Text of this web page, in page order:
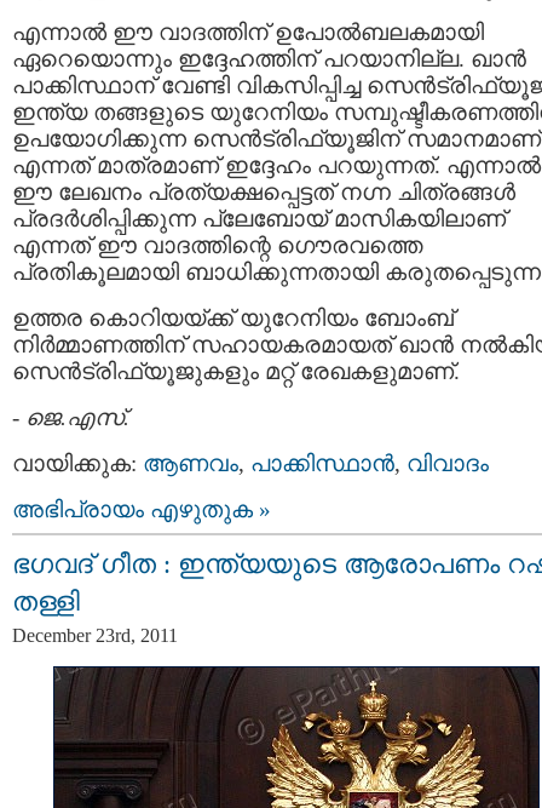
എന്നാല്‍ ഈ വാദത്തിന്‌ ഉപോല്‍ബലകമായി
ഏറെയൊന്നും ഇദ്ദേഹത്തിന് പറയാനില്ല. ഖാന്‍
പാക്കിസ്ഥാന് വേണ്ടി വികസിപ്പിച്ച
ഇന്ത്യ തങ്ങളുടെ യുറേനിയം
ഉപയോഗിക്കുന്ന സെന്‍ട്രിഫ്യൂജിന് സമാനമാണ്
എന്നത് മാത്രമാണ് ഇദ്ദേഹം പറയുന്നത്. എന്നാല്‍
ഈ ലേഖനം പ്രത്യക്ഷപ്പെട്ടത്‌ നഗ്ന ചിത്രങ്ങള്‍
പ്രദര്‍ശിപ്പിക്കുന്ന പ്ലേബോയ്‌ മാസികയിലാണ്
എന്നത് ഈ വാദത്തിന്റെ ഗൌരവത്തെ
പ്രതികൂലമായി ബാധിക്കുന്നതായി
ഉത്തര കൊറിയയ്ക്ക് യുറേനിയം ബോംബ്‌
നിര്‍മ്മാണത്തിന് സഹായകരമായത് ഖാന്‍
സെന്‍ട്രിഫ്യൂജുകളും മറ്റ് രേഖകളുമാണ്.
- ജെ.എസ്.
വായിക്കുക: ആണവം, പാക്കിസ്ഥാന്‍, വിവാദം
അഭിപ്രായം എഴുതുക »
ഭഗവദ്‌ ഗീത : ഇന്ത്യയുടെ ആരോപണം
തള്ളി
December 23rd, 2011